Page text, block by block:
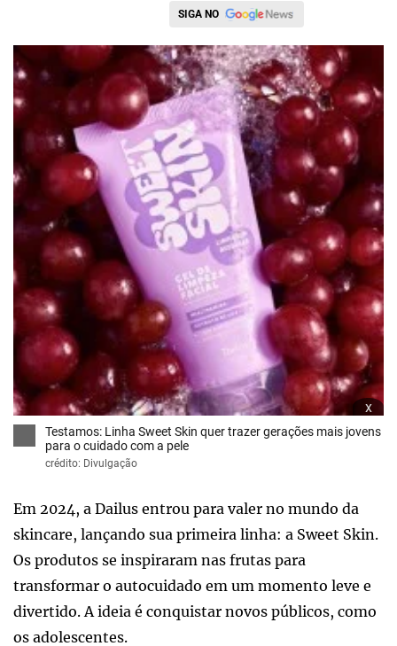
SIGA NO
x
Testamos: Linha Sweet Skin quer trazer gerações mais jovens
para o cuidado com a pele
crédito: Divulgação
Em 2024, a Dailus entrou para valer no mundo da
skincare, lançando sua primeira linha: a Sweet Skin.
Os produtos se inspiraram nas frutas para
transformar o autocuidado em um momento leve e
divertido. A ideia é conquistar novos públicos, como
os adolescentes.